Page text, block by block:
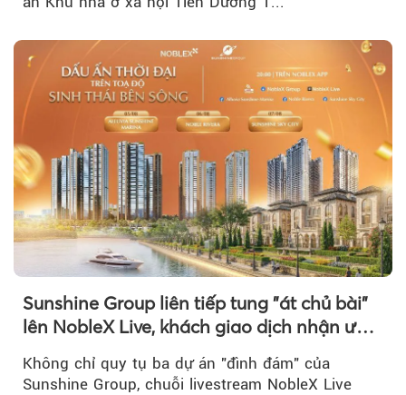
Sunshine Group liên tiếp tung "át chủ bài"
lên NobleX Live, khách giao dịch nhận ưu
Không chỉ quy tụ ba dự án "đình đám" của
Sunshine Group, chuỗi livestream NobleX Live